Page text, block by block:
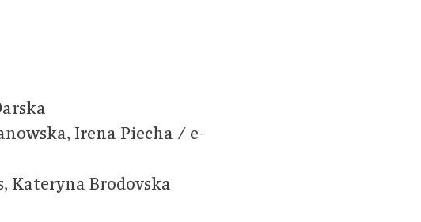
Irena Piecha / e-
Kateryna Brodovska